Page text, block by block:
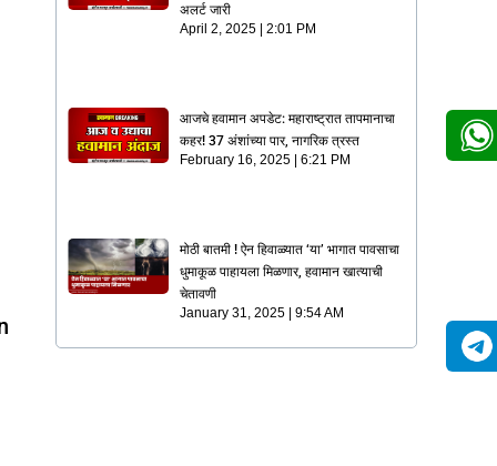
अलर्ट जारी
April 2, 2025
2:01 PM
आजचे हवामान अपडेट: महाराष्ट्रात तापमानाचा
कहर! 37 अंशांच्या पार, नागरिक त्रस्त
February 16, 2025
6:21 PM
मोठी बातमी ! ऐन हिवाळ्यात ‘या’ भागात पावसाचा
धुमाकूळ पाहायला मिळणार, हवामान खात्याची
चेतावणी
January 31, 2025
9:54 AM